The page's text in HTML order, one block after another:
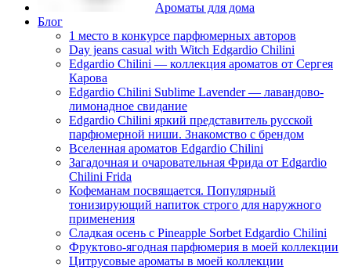
Ароматы для дома
Блог
1 место в конкурсе парфюмерных авторов
Day jeans casual with Witch Edgardio Chilini
Edgardio Chilini — коллекция ароматов от Сергея
Карова
Edgardio Chilini Sublime Lavender — лавандово-
лимонадное свидание
Edgardio Chilini яркий представитель русской
парфюмерной ниши. Знакомство с брендом
Вселенная ароматов Edgardio Chilini
Загадочная и очаровательная Фрида от Edgardio
Chilini Frida
Кофеманам посвящается. Популярный
тонизирующий напиток строго для наружного
применения
Сладкая осень с Pineapple Sorbet Edgardio Chilini
Фруктово-ягодная парфюмерия в моей коллекции
​Цитрусовые ароматы в моей коллекции